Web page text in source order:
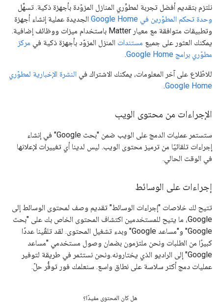
نلتزم بتقديم أفضل تجربة لمطوِّري المنازل المزوّدة بأجهزة ذكية. تسهِّل
وحدة تحكم المطوّرين في Google Home
الجديدة عملية إنشاء أجهزة
وتطبيقات متوافقة مع معيار Matter باستخدام ميزات ووظائف إضافية.
يمكنك العثور على جميع مستندات المنزل المزوّد بأجهزة ذكية في مركز
مطوّري برامج Google Home
.
للاطّلاع على آخر المعلومات، يمكنك الاشتراك في النشرة الإخبارية لمطوّري
Google Home
.
الإجراءات من محتوى الويب
ستستمر عمليات الدمج على الويب ضمن "بحث Google" في إنشاء
إجراءات تلقائيًا من ترميز محتوى الويب. ليس لدينا أي تغييرات لإعلانها
في الوقت الحالي.
إجراءات على الوسائط
تتيح لك خلاصات "إجراءات الوسائط" تقديم وصف لمحتوى الوسائط إلى
Google، ما يتيح للمستخدمين اكتشاف المحتوى الخاص بك على "بحث
Google" و"مساعد Google" وبدء تشغيل المحتوى. لقد تلقّينا عددًا
كبيرًا من الطلبات ونحن ملتزمون بضمان وصول مستخدمي "مساعد
Google" إلى الراديو الذي يختارونه.ونحن نستثمر في طريقة لتوفير
عمليات دمج أكثر سلاسة على نطاق واسع. سنعلمك فور توفُّر حلّ.
هل كان المحتوى مفيدًا؟